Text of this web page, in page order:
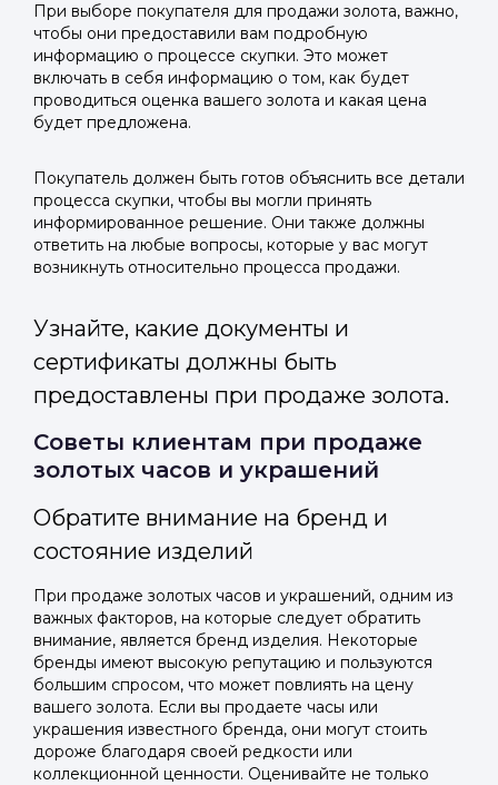
При выборе покупателя для продажи золота, важно,
чтобы они предоставили вам подробную
информацию о процессе скупки. Это может
включать в себя информацию о том, как будет
проводиться оценка вашего золота и какая цена
будет предложена.
Покупатель должен быть готов объяснить все детали
процесса скупки, чтобы вы могли принять
информированное решение. Они также должны
ответить на любые вопросы, которые у вас могут
возникнуть относительно процесса продажи.
Узнайте, какие документы и
сертификаты должны быть
предоставлены при продаже золота.
Советы клиентам при продаже
золотых часов и украшений
Обратите внимание на бренд и
состояние изделий
При продаже золотых часов и украшений, одним из
важных факторов, на которые следует обратить
внимание, является бренд изделия. Некоторые
бренды имеют высокую репутацию и пользуются
большим спросом, что может повлиять на цену
вашего золота. Если вы продаете часы или
украшения известного бренда, они могут стоить
дороже благодаря своей редкости или
коллекционной ценности. Оценивайте не только